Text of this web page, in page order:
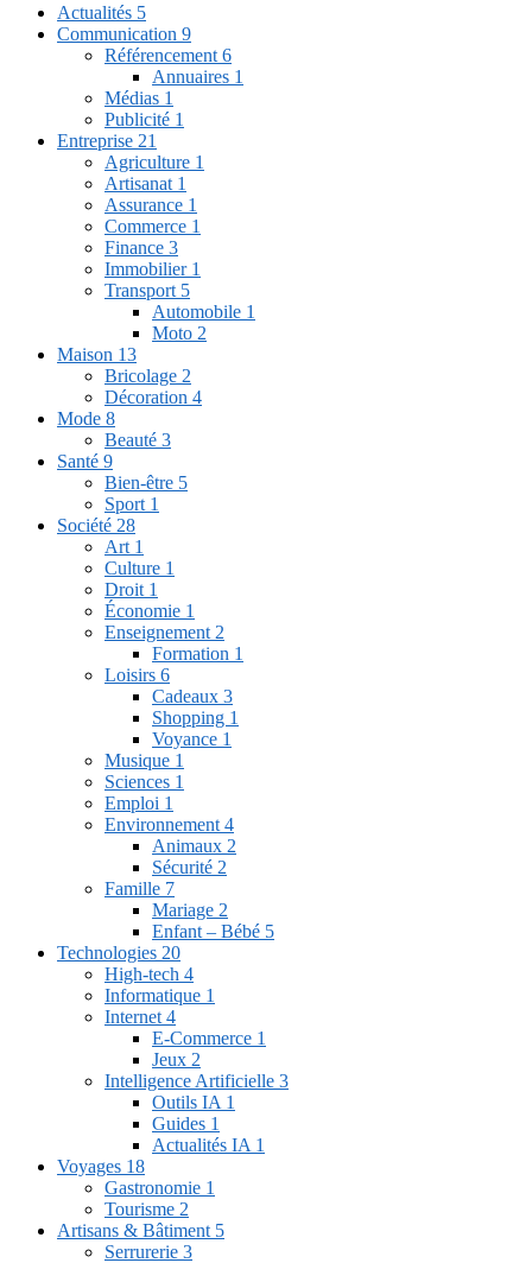
Actualités 5
Communication 9
Référencement 6
Annuaires 1
Médias 1
Publicité 1
Entreprise 21
Agriculture 1
Artisanat 1
Assurance 1
Commerce 1
Finance 3
Immobilier 1
Transport 5
Automobile 1
Moto 2
Maison 13
Bricolage 2
Décoration 4
Mode 8
Beauté 3
Santé 9
Bien-être 5
Sport 1
Société 28
Art 1
Culture 1
Droit 1
Économie 1
Enseignement 2
Formation 1
Loisirs 6
Cadeaux 3
Shopping 1
Voyance 1
Musique 1
Sciences 1
Emploi 1
Environnement 4
Animaux 2
Sécurité 2
Famille 7
Mariage 2
Enfant – Bébé 5
Technologies 20
High-tech 4
Informatique 1
Internet 4
E-Commerce 1
Jeux 2
Intelligence Artificielle 3
Outils IA 1
Guides 1
Actualités IA 1
Voyages 18
Gastronomie 1
Tourisme 2
Artisans & Bâtiment 5
Serrurerie 3